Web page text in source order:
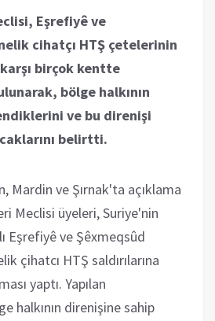
Eşrefiyê ve
cihatçı HTŞ çetelerinin
karşı birçok kentte
bölge halkının
ve bu direnişi
belirtti.
Mardin ve Şırnak'ta açıklama
Meclisi üyeleri, Suriye'nin
Eşrefiyê ve Şêxmeqsûd
çihatcı HTŞ saldırılarına
yaptı. Yapılan
halkının direnişine sahip